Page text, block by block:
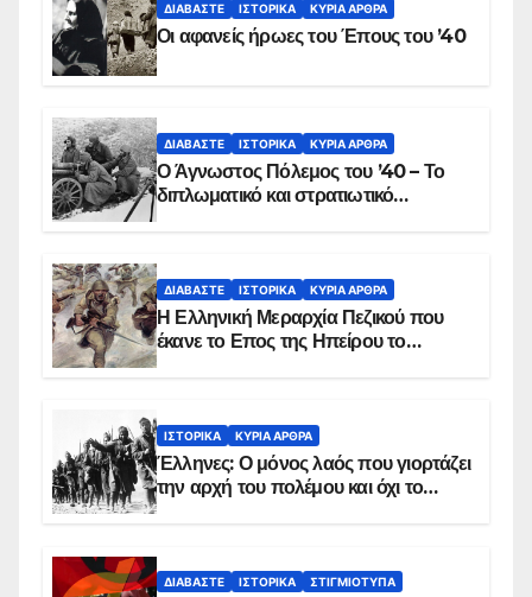
ΔΙΑΒΆΣΤΕ ΙΣΤΟΡΙΚΆ ΚΥΡΙΑ ΑΡΘΡΑ
Οι αφανείς ήρωες του Έπους του ’40
ΔΙΑΒΆΣΤΕ ΙΣΤΟΡΙΚΆ ΚΥΡΙΑ ΑΡΘΡΑ
Ο Άγνωστος Πόλεμος του ’40 – Το
διπλωματικό και στρατιωτικό
ΔΙΑΒΆΣΤΕ ΙΣΤΟΡΙΚΆ ΚΥΡΙΑ ΑΡΘΡΑ
Η Ελληνική Μεραρχία Πεζικού που
έκανε το Επος της Ηπείρου το
ΙΣΤΟΡΙΚΆ ΚΥΡΙΑ ΑΡΘΡΑ
Έλληνες: Ο μόνος λαός που γιορτάζει
την αρχή του πολέμου και όχι το
ΔΙΑΒΆΣΤΕ ΙΣΤΟΡΙΚΆ ΣΤΙΓΜΙΌΤΥΠΑ